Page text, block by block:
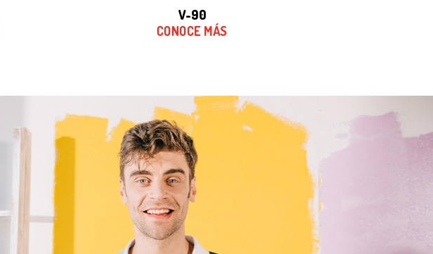
v-90
CONOCE MÁS